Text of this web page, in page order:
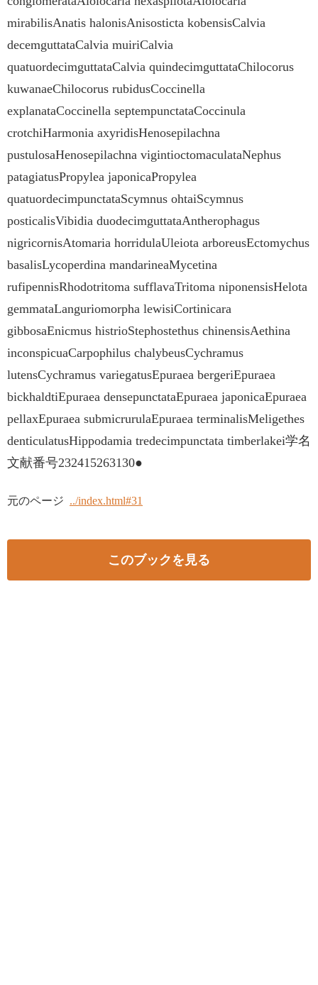
mirabilisAnatis halonisAnisosticta kobensisCalvia
decemguttataCalvia muiriCalvia
quatuordecimguttataCalvia quindecimguttataChilocorus
kuwanaeChilocorus rubidusCoccinella
explanataCoccinella septempunctataCoccinula
crotchiHarmonia axyridisHenosepilachna
pustulosaHenosepilachna vigintioctomaculataNephus
patagiatusPropylea japonicaPropylea
quatuordecimpunctataScymnus ohtaiScymnus
posticalisVibidia duodecimguttataAntherophagus
nigricornisAtomaria horridulaUleiota arboreusEctomychus
basalisLycoperdina mandarineaMycetina
rufipennisRhodotritoma sufflavaTritoma niponensisHelota
gemmataLanguriomorpha lewisiCortinicara
gibbosaEnicmus histrioStephostethus chinensisAethina
inconspicuaCarpophilus chalybeusCychramus
lutensCychramus variegatusEpuraea bergeriEpuraea
bickhaldtiEpuraea densepunctataEpuraea japonicaEpuraea
pellaxEpuraea submicrurulaEpuraea terminalisMeligethes
denticulatusHippodamia tredecimpunctata timberlakei学名
文献番号232415263130●
元のページ ../index.html#31
このブックを見る